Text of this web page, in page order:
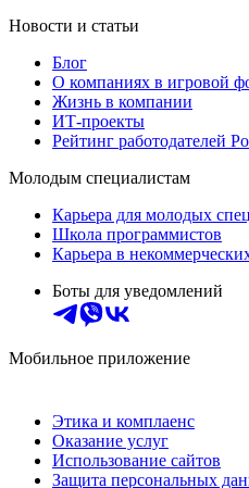
Новости и статьи
Блог
О компаниях в игровой
Жизнь в компании
ИТ-проекты
Рейтинг работодателей
Молодым специалистам
Карьера для молодых
Школа программистов
Карьера в
Боты для уведомлений
Мобильное приложение
Этика и комплаенс
Оказание услуг
Использование сайтов
Защита персональных